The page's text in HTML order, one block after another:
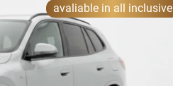
avaliable in all inclusive